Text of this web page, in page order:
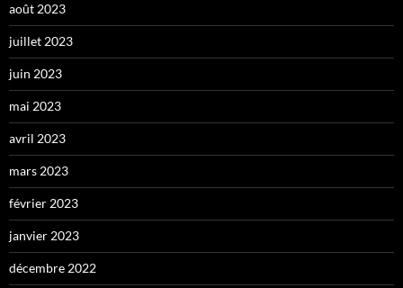
août 2023
juillet 2023
juin 2023
mai 2023
avril 2023
mars 2023
février 2023
janvier 2023
décembre 2022